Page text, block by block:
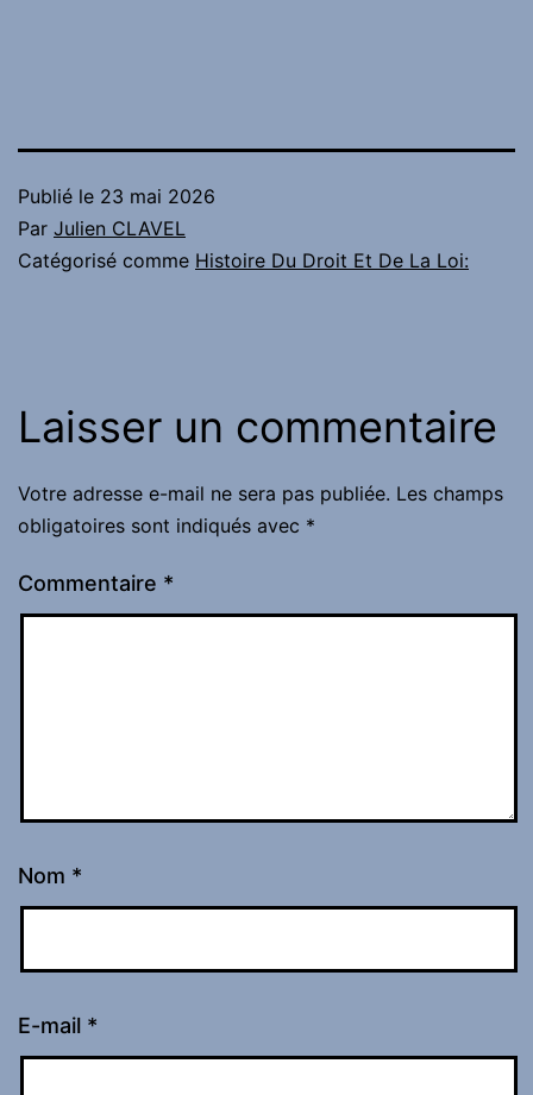
Publié le 23 mai 2026
Par Julien CLAVEL
Catégorisé comme Histoire Du Droit Et De La Loi:
Laisser un commentaire
Votre adresse e-mail ne sera pas publiée. Les champs
obligatoires sont indiqués avec *
Commentaire *
Nom *
E-mail *